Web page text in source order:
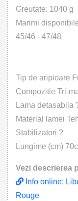
Greutate: 1040 g
Marimi
45/46 - 47/48
Tip de aripioare
Compozitie Tri-
Lama detasabila
Material lamei
Stabilizatori ?
Lungime (cm)
Vezi descrierea
Info online:
Rouge